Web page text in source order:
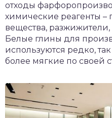
отходы
химические реагенты –
вещества,
Белые глины для
используются редко,
более мягкие по своей